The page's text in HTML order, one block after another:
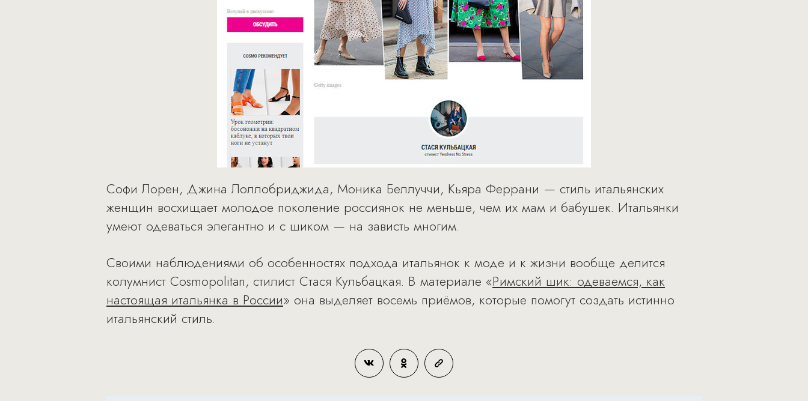
Софи Лорен, Джина Лоллобриджида, Моника Беллуччи, Кьяра Феррани — стиль итальянских
женщин восхищает молодое поколение россиянок не меньше, чем их мам и бабушек. Итальянки
умеют одеваться элегантно и с шиком — на зависть многим.
Своими наблюдениями об особенностях подхода итальянок к моде и к жизни вообще делится
колумнист Cosmopolitan, стилист Стася Кульбацкая. В материале «Римский шик: одеваемся, как
настоящая итальянка в России» она выделяет восемь приёмов, которые помогут создать истинно
итальянский стиль.